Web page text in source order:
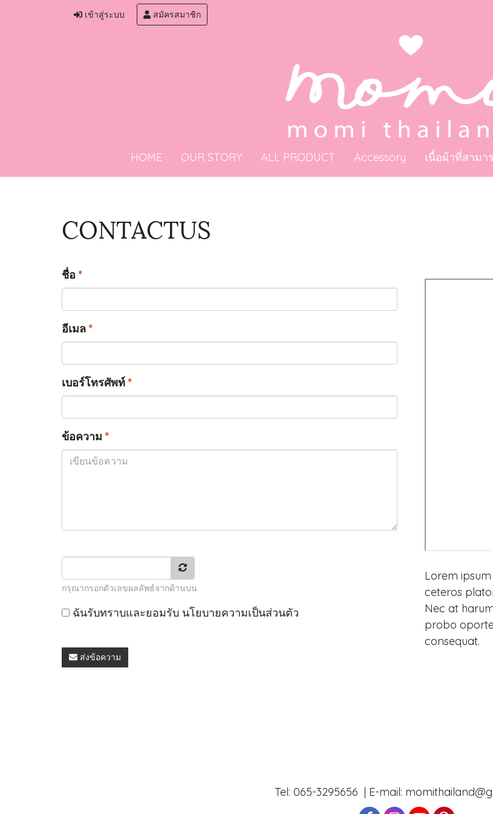
เข้าสู่ระบบ สมัครสมาชิก
HOME OUR STORY ALL PRODUCT Accessory เนื้อผ้าที่สามา
CONTACTUS
ชื่อ *
อีเมล *
เบอร์โทรศัพท์ *
ข้อความ *
กรุณากรอกตัวเลขผลลัพธ์จากด้านบน
ฉันรับทราบและยอมรับ นโยบายความเป็นส่วนตัว
ส่งข้อความ
Lorem
ceteros
Nec at
probo
consequat.
Tel: 065-3295656 | E-mail: